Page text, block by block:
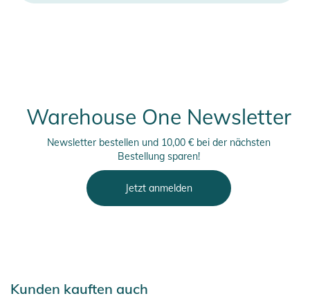
Warehouse One Newsletter
Newsletter bestellen und 10,00 € bei der nächsten
Bestellung sparen!
Jetzt anmelden
Kunden kauften auch